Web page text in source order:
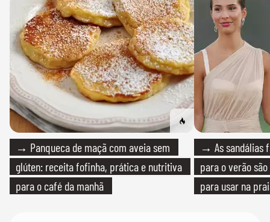
→ Panqueca de maçã com aveia sem
glúten: receita fofinha, prática e nutritiva
para o café da manhã
→ As sandálias
para o verão
para usar na